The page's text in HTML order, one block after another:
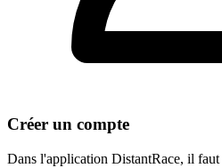
Créer un compte
Dans l'application DistantRace, il faut